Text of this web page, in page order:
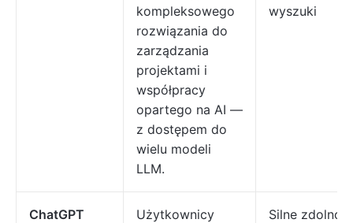
kompleksowego
rozwiązania do
zarządzania
projektami i
współpracy
opartego na AI —
z dostępem do
wielu modeli
LLM.
wyszuki
ChatGPT
Użytkownicy
Silne